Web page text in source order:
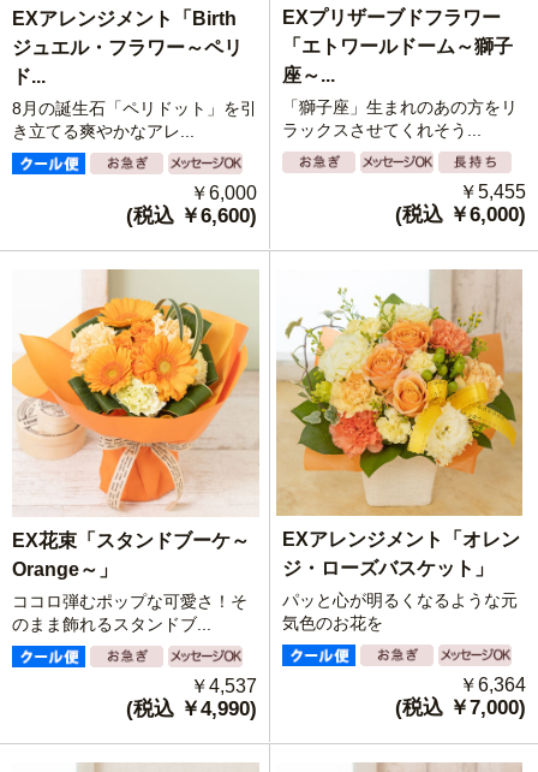
EXアレンジメント「Birth
ジュエル・フラワー～ペリ
ド...
8月の誕生石「ペリドット」を引
き立てる爽やかなアレ...
￥6,000
(税込 ￥6,600)
EXプリザーブドフラワー
「エトワールドーム～獅子
座～...
「獅子座」生まれのあの方をリ
ラックスさせてくれそう...
￥5,455
(税込 ￥6,000)
EX花束「スタンドブーケ～
Orange～」
ココロ弾むポップな可愛さ！そ
のまま飾れるスタンドブ...
￥4,537
(税込 ￥4,990)
EXアレンジメント「オレン
ジ・ローズバスケット」
パッと心が明るくなるような元
気色のお花を
￥6,364
(税込 ￥7,000)